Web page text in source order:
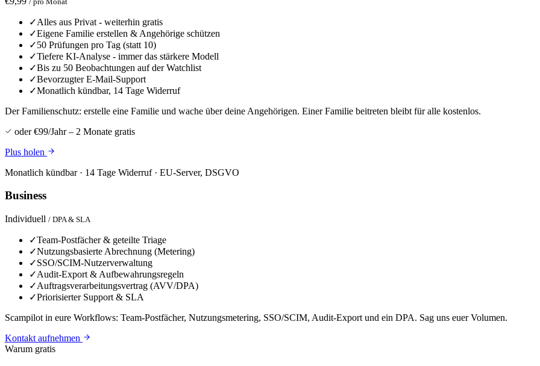
✓Alles aus Privat - weiterhin gratis
✓Eigene Familie erstellen & Angehörige schützen
✓50 Prüfungen pro Tag (statt 10)
✓Tiefere KI-Analyse - immer das stärkere Modell
✓Bis zu 50 Beobachtungen auf der Watchlist
✓Bevorzugter E-Mail-Support
✓Monatlich kündbar, 14 Tage Widerruf
Der Familienschutz: erstelle eine Familie und wache über deine Angehörigen. Einer Familie beitreten bleibt für alle kostenlos.
oder €99/Jahr – 2 Monate gratis
Plus holen
Monatlich kündbar · 14 Tage Widerruf · EU-Server, DSGVO
Business
Individuell / DPA & SLA
✓Team-Postfächer & geteilte Triage
✓Nutzungsbasierte Abrechnung (Metering)
✓SSO/SCIM-Nutzerverwaltung
✓Audit-Export & Aufbewahrungsregeln
✓Auftragsverarbeitungsvertrag (AVV/DPA)
✓Priorisierter Support & SLA
Scampilot in eure Workflows: Team-Postfächer, Nutzungsmetering, SSO/SCIM, Audit-Export und ein DPA. Sag uns euer Volumen.
Kontakt aufnehmen
Warum gratis